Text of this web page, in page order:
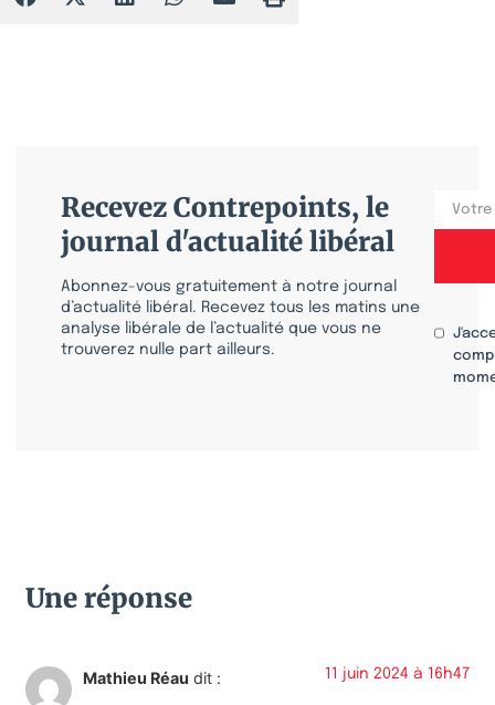
Recevez Contrepoints, le
journal d'actualité libéral
Abonnez-vous gratuitement à notre journal
d’actualité libéral. Recevez tous les matins une
analyse libérale de l’actualité que vous ne
trouverez nulle part ailleurs.
Une réponse
Mathieu Réau dit : 11 juin 2024 à 16h47